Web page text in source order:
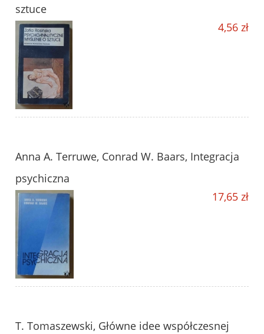
sztuce
4,56 zł
Anna A. Terruwe, Conrad W. Baars, Integracja
psychiczna
17,65 zł
T. Tomaszewski, Główne idee współczesnej